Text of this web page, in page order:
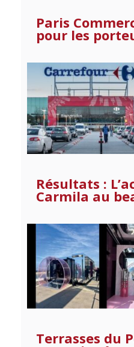
Paris
pour les
Résultats :
Carmila au
Terrasses du